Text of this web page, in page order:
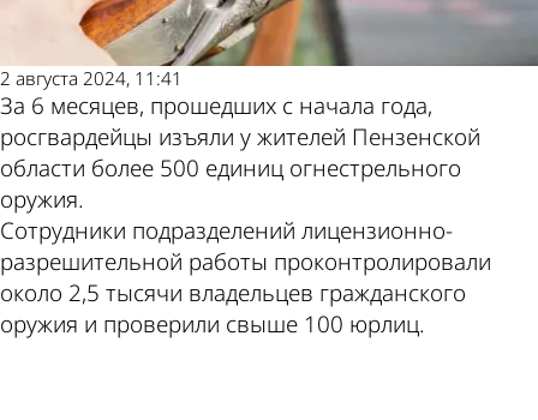
2 августа 2024, 11:41
За 6 месяцев, прошедших с начала года,
росгвардейцы изъяли у жителей Пензенской
области более 500 единиц огнестрельного
оружия.
Сотрудники подразделений лицензионно-
разрешительной работы проконтролировали
около 2,5 тысячи владельцев гражданского
оружия и проверили свыше 100 юрлиц.